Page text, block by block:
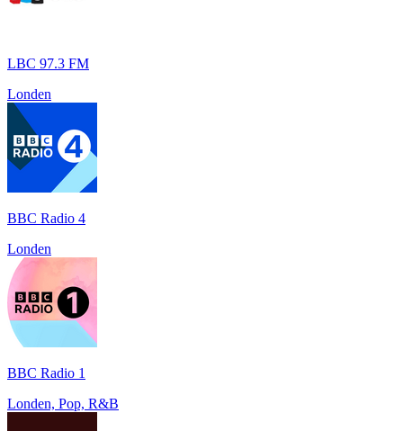
LBC 97.3 FM
Londen
BBC Radio 4
Londen
BBC Radio 1
Londen, Pop, R&B